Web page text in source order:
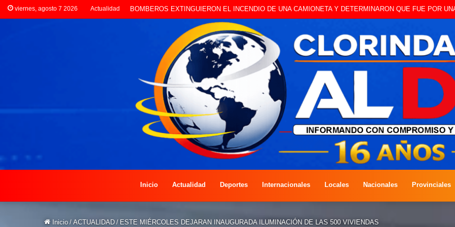
viernes, agosto 7 2026 Actualidad LA POLICÍA INVESTIGA ROBO A CAMBISTA OCURRIDO ESTE JUEVES
Inicio Actualidad Deportes Internacionales Locales Nacionales Provinciales
Inicio / ACTUALIDAD / ESTE MIÉRCOLES DEJARAN INAUGURADA ILUMINACIÓN DE LAS 500 VIVIENDAS